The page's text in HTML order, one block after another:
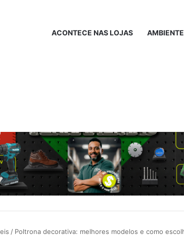
ACONTECE NAS LOJAS
/ Poltrona decorativa: melhores modelos e como